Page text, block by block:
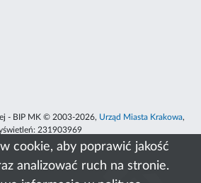
cookie, aby poprawić jakość
analizować ruch na stronie.
- BIP MK © 2003-2026, Urząd Miasta Krakowa,
231903969